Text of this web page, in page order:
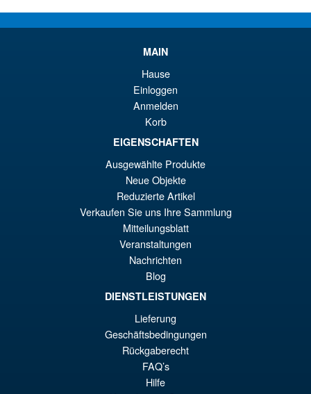
MAIN
Hause
Einloggen
Anmelden
Korb
EIGENSCHAFTEN
Ausgewählte Produkte
Neue Objekte
Reduzierte Artikel
Verkaufen Sie uns Ihre Sammlung
Mitteilungsblatt
Veranstaltungen
Nachrichten
Blog
DIENSTLEISTUNGEN
Lieferung
Geschäftsbedingungen
Rückgaberecht
FAQ’s
Hilfe